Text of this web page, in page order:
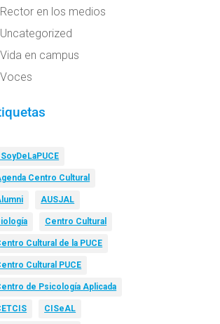
Rector en los medios
Uncategorized
Vida en campus
Voces
Centro Cultural
AUSJAL
Centro Cultural
Cultural de la PUCE
Cultural PUCE
de Psicología Aplicada
CISeAL